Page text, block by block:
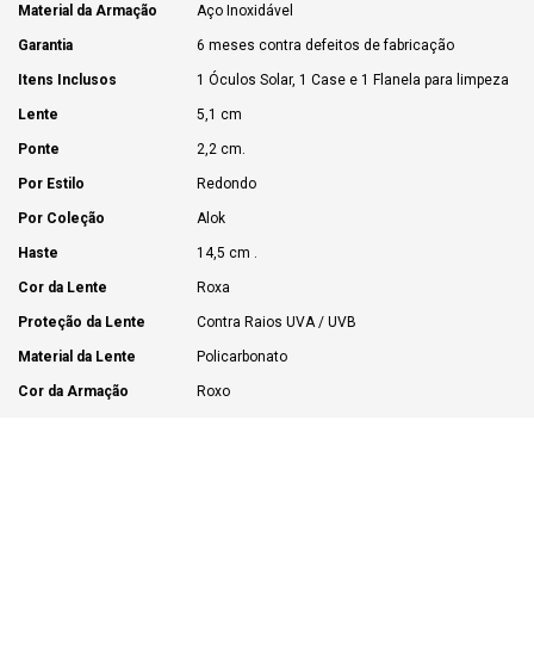
Material da Armação Aço Inoxidável
Garantia 6 meses contra defeitos de fabricação
Itens Inclusos 1 Óculos Solar, 1 Case e 1 Flanela para limpeza
Lente 5,1 cm
Ponte 2,2 cm.
Por Estilo Redondo
Por Coleção Alok
Haste 14,5 cm .
Cor da Lente Roxa
Proteção da Lente Contra Raios UVA / UVB
Material da Lente Policarbonato
Cor da Armação Roxo